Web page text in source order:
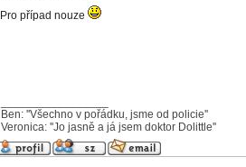
Pro případ nouze
Ben: ''Všechno v pořádku, jsme od policie''
Veronica: ''Jo jasně a já jsem doktor Dolittle''